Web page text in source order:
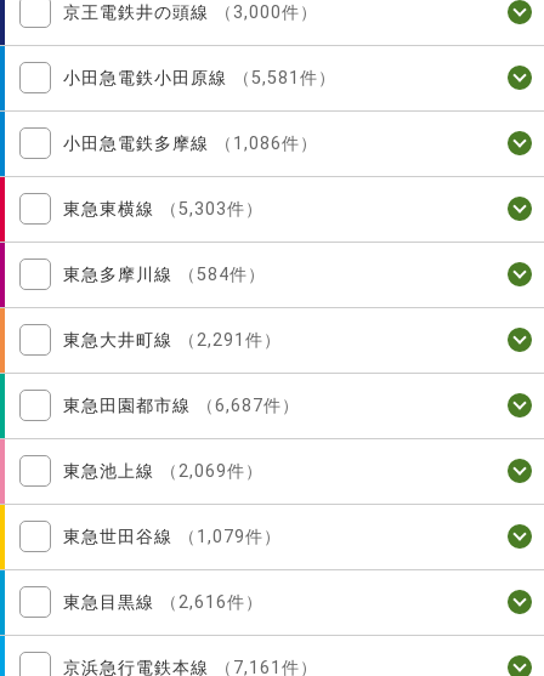
京王電鉄井の頭線 （3,000件）
小田急電鉄小田原線 （5,581件）
小田急電鉄多摩線 （1,086件）
東急東横線 （5,303件）
東急多摩川線 （584件）
東急大井町線 （2,291件）
東急田園都市線 （6,687件）
東急池上線 （2,069件）
東急世田谷線 （1,079件）
東急目黒線 （2,616件）
京浜急行電鉄本線 （7,161件）